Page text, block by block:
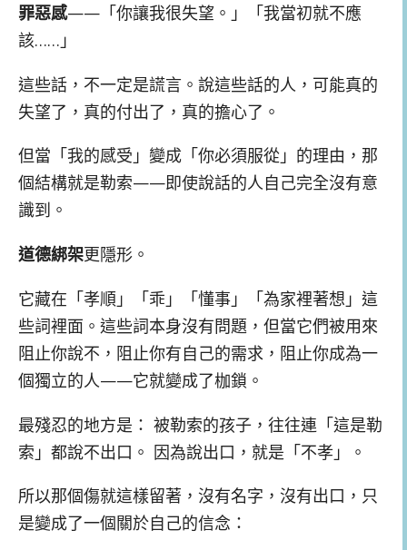
罪惡感——「你讓我很失望。」「我當初就不應
該……」
這些話，不一定是謊言。說這些話的人，可能真的
失望了，真的付出了，真的擔心了。
但當「我的感受」變成「你必須服從」的理由，那
個結構就是勒索——即使說話的人自己完全沒有意
識到。
道德綁架更隱形。
它藏在「孝順」「乖」「懂事」「為家裡著想」這
些詞裡面。這些詞本身沒有問題，但當它們被用來
阻止你說不，阻止你有自己的需求，阻止你成為一
個獨立的人——它就變成了枷鎖。
最殘忍的地方是： 被勒索的孩子，往往連「這是勒
索」都說不出口。 因為說出口，就是「不孝」。
所以那個傷就這樣留著，沒有名字，沒有出口，只
是變成了一個關於自己的信念：